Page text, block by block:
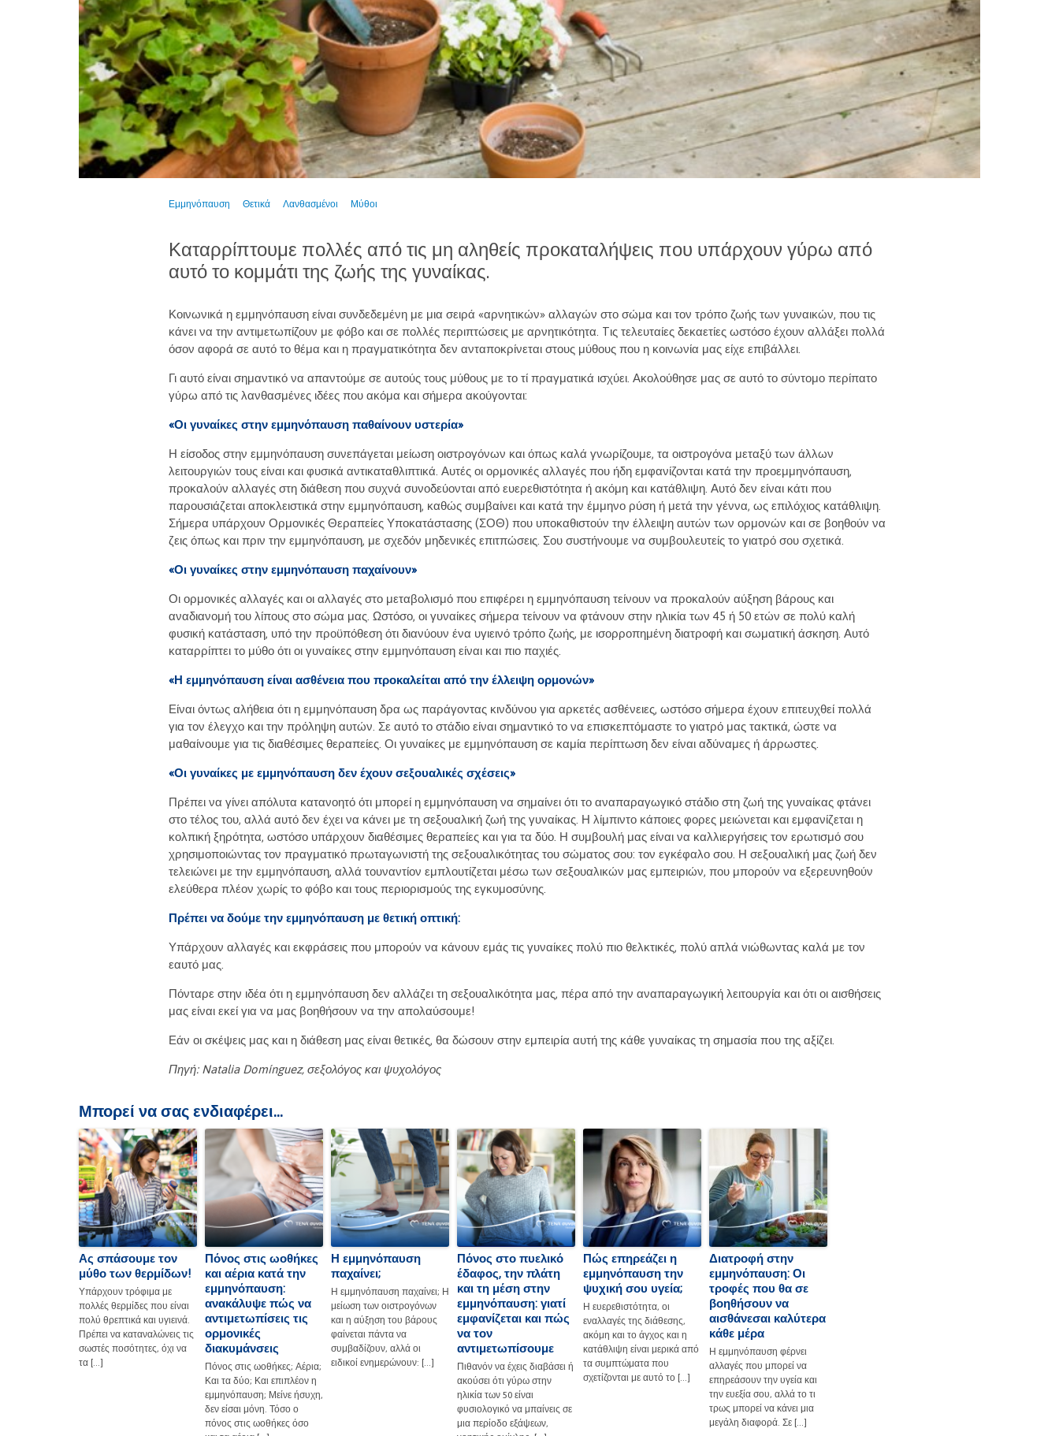
Εμμηνόπαυση Θετικά Λανθασμένοι Μύθοι
Καταρρίπτουμε πολλές από τις μη αληθείς προκαταλήψεις που υπάρχουν γύρω από
αυτό το κομμάτι της ζωής της γυναίκας.
Κοινωνικά η εμμηνόπαυση είναι συνδεδεμένη με μια σειρά «αρνητικών» αλλαγών στο σώμα και τον τρόπο ζωής των γυναικών, που τις
κάνει να την αντιμετωπίζουν με φόβο και σε πολλές περιπτώσεις με αρνητικότητα. Tις τελευταίες δεκαετίες ωστόσο έχουν αλλάξει πολλά
όσον αφορά σε αυτό το θέμα και η πραγματικότητα δεν ανταποκρίνεται στους μύθους που η κοινωνία μας είχε επιβάλλει.
Γι αυτό είναι σημαντικό να απαντούμε σε αυτούς τους μύθους με το τί πραγματικά ισχύει. Ακολούθησε μας σε αυτό το σύντομο περίπατο
γύρω από τις λανθασμένες ιδέες που ακόμα και σήμερα ακούγονται:
«Οι γυναίκες στην εμμηνόπαυση παθαίνουν υστερία»
Η είσοδος στην εμμηνόπαυση συνεπάγεται μείωση οιστρογόνων και όπως καλά γνωρίζουμε, τα οιστρογόνα μεταξύ των άλλων
λειτουργιών τους είναι και φυσικά αντικαταθλιπτικά. Αυτές οι ορμονικές αλλαγές που ήδη εμφανίζονται κατά την προεμμηνόπαυση,
προκαλούν αλλαγές στη διάθεση που συχνά συνοδεύονται από ευερεθιστότητα ή ακόμη και κατάθλιψη. Αυτό δεν είναι κάτι που
παρουσιάζεται αποκλειστικά στην εμμηνόπαυση, καθώς συμβαίνει και κατά την έμμηνο ρύση ή μετά την γέννα, ως επιλόχιος κατάθλιψη.
Σήμερα υπάρχουν Ορμονικές Θεραπείες Υποκατάστασης (ΣΟΘ) που υποκαθιστούν την έλλειψη αυτών των ορμονών και σε βοηθούν να
ζεις όπως και πριν την εμμηνόπαυση, με σχεδόν μηδενικές επιτπώσεις. Σου συστήνουμε να συμβουλευτείς το γιατρό σου σχετικά.
«Οι γυναίκες στην εμμηνόπαυση παχαίνουν»
Οι ορμονικές αλλαγές και οι αλλαγές στο μεταβολισμό που επιφέρει η εμμηνόπαυση τείνουν να προκαλούν αύξηση βάρους και
αναδιανομή του λίπους στο σώμα μας. Ωστόσο, οι γυναίκες σήμερα τείνουν να φτάνουν στην ηλικία των 45 ή 50 ετών σε πολύ καλή
φυσική κατάσταση, υπό την προϋπόθεση ότι διανύουν ένα υγιεινό τρόπο ζωής, με ισορροπημένη διατροφή και σωματική άσκηση. Αυτό
καταρρίπτει το μύθο ότι οι γυναίκες στην εμμηνόπαυση είναι και πιο παχιές.
«Η εμμηνόπαυση είναι ασθένεια που προκαλείται από την έλλειψη ορμονών»
Είναι όντως αλήθεια ότι η εμμηνόπαυση δρα ως παράγοντας κινδύνου για αρκετές ασθένειες, ωστόσο σήμερα έχουν επιτευχθεί πολλά
για τον έλεγχο και την πρόληψη αυτών. Σε αυτό το στάδιο είναι σημαντικό το να επισκεπτόμαστε το γιατρό μας τακτικά, ώστε να
μαθαίνουμε για τις διαθέσιμες θεραπείες. Οι γυναίκες με εμμηνόπαυση σε καμία περίπτωση δεν είναι αδύναμες ή άρρωστες.
«Οι γυναίκες με εμμηνόπαυση δεν έχουν σεξουαλικές σχέσεις»
Πρέπει να γίνει απόλυτα κατανοητό ότι μπορεί η εμμηνόπαυση να σημαίνει ότι το αναπαραγωγικό στάδιο στη ζωή της γυναίκας φτάνει
στο τέλος του, αλλά αυτό δεν έχει να κάνει με τη σεξουαλική ζωή της γυναίκας. Η λίμπιντο κάποιες φορες μειώνεται και εμφανίζεται η
κολπική ξηρότητα, ωστόσο υπάρχουν διαθέσιμες θεραπείες και για τα δύο. Η συμβουλή μας είναι να καλλιεργήσεις τον ερωτισμό σου
χρησιμοποιώντας τον πραγματικό πρωταγωνιστή της σεξουαλικότητας του σώματος σου: τον εγκέφαλο σου. Η σεξουαλική μας ζωή δεν
τελειώνει με την εμμηνόπαυση, αλλά τουναντίον εμπλουτίζεται μέσω των σεξουαλικών μας εμπειριών, που μπορούν να εξερευνηθούν
ελεύθερα πλέον χωρίς το φόβο και τους περιορισμούς της εγκυμοσύνης.
Πρέπει να δούμε την εμμηνόπαυση με θετική οπτική:
Υπάρχουν αλλαγές και εκφράσεις που μπορούν να κάνουν εμάς τις γυναίκες πολύ πιο θελκτικές, πολύ απλά νιώθωντας καλά με τον
εαυτό μας.
Πόνταρε στην ιδέα ότι η εμμηνόπαυση δεν αλλάζει τη σεξουαλικότητα μας, πέρα από την αναπαραγωγική λειτουργία και ότι οι αισθήσεις
μας είναι εκεί για να μας βοηθήσουν να την απολαύσουμε!
Εάν οι σκέψεις μας και η διάθεση μας είναι θετικές, θα δώσουν στην εμπειρία αυτή της κάθε γυναίκας τη σημασία που της αξίζει.
Πηγή: Natalia Domínguez, σεξολόγος και ψυχολόγος
Μπορεί να σας ενδιαφέρει...
Ας σπάσουμε τον
μύθο των θερμίδων!
Υπάρχουν τρόφιμα με
πολλές θερμίδες που είναι
πολύ θρεπτικά και υγιεινά.
Πρέπει να καταναλώνεις τις
σωστές ποσότητες, όχι να
τα […]
Πόνος στις ωοθήκες
και αέρια κατά την
εμμηνόπαυση:
ανακάλυψε πώς να
αντιμετωπίσεις τις
ορμονικές
διακυμάνσεις
Πόνος στις ωοθήκες; Αέρια;
Και τα δύο; Και επιπλέον η
εμμηνόπαυση; Μείνε ήσυχη,
δεν είσαι μόνη. Τόσο ο
πόνος στις ωοθήκες όσο
Η εμμηνόπαυση
παχαίνει;
Η εμμηνόπαυση παχαίνει; Η
μείωση των οιστρογόνων
και η αύξηση του βάρους
φαίνεται πάντα να
συμβαδίζουν, αλλά οι
ειδικοί ενημερώνουν: […]
Πόνος στο πυελικό
έδαφος, την πλάτη
και τη μέση στην
εμμηνόπαυση: γιατί
εμφανίζεται και πώς
να τον
αντιμετωπίσουμε
Πιθανόν να έχεις διαβάσει ή
ακούσει ότι γύρω στην
ηλικία των 50 είναι
φυσιολογικό να μπαίνεις σε
μια περίοδο εξάψεων,
Πώς επηρεάζει η
εμμηνόπαυση την
ψυχική σου υγεία;
Η ευερεθιστότητα, οι
εναλλαγές της διάθεσης,
ακόμη και το άγχος και η
κατάθλιψη είναι μερικά από
τα συμπτώματα που
σχετίζονται με αυτό το […]
Διατροφή στην
εμμηνόπαυση: Οι
τροφές που θα σε
βοηθήσουν να
αισθάνεσαι καλύτερα
κάθε μέρα
Η εμμηνόπαυση φέρνει
αλλαγές που μπορεί να
επηρεάσουν την υγεία και
την ευεξία σου, αλλά το τι
τρως μπορεί να κάνει μια
μεγάλη διαφορά. Σε […]